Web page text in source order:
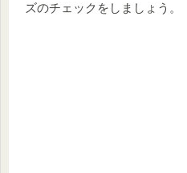
ズのチェックをしましょう。